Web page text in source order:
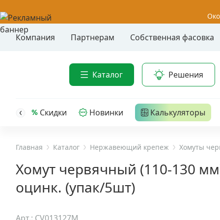
Компания Партнерам Собственная фасовка
Каталог Решения
Распродажа
Уценка
Кабельный крепеж
головкой
трех-
Скидки Новинки Калькуляторы
Главная Каталог Нержавеющий крепеж Хомуты
Хомут червячный (110-130
оцинк. (упак/5шт)